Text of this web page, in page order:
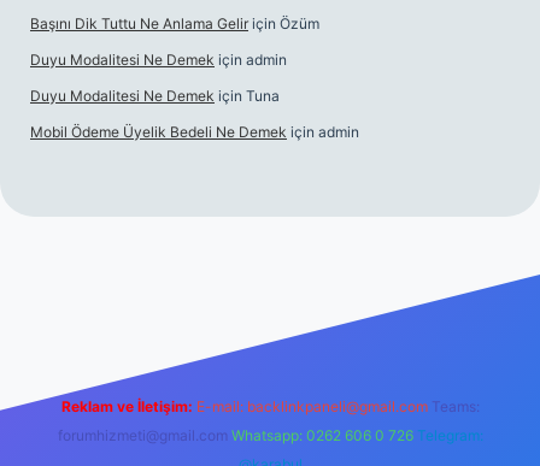
Başını Dik Tuttu Ne Anlama Gelir için Özüm
Duyu Modalitesi Ne Demek için admin
Duyu Modalitesi Ne Demek için Tuna
Mobil Ödeme Üyelik Bedeli Ne Demek için admin
Reklam ve İletişim: E-mail: backlinkpaneli@gmail.com Teams:
forumhizmeti@gmail.com Whatsapp: 0262 606 0 726 Telegram: